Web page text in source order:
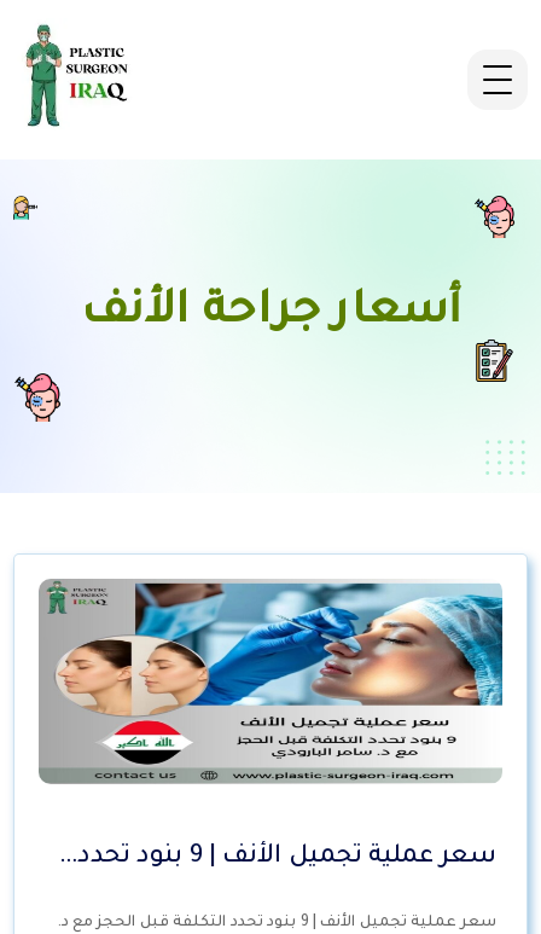
أسعار جراحة الأنف
سعر عملية تجميل الأنف | 9 بنود تحدد…
سعر عملية تجميل الأنف | 9 بنود تحدد التكلفة قبل الحجز مع د.